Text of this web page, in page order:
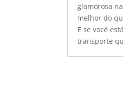
glamorosa
melhor do
E se você
transporte